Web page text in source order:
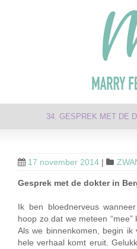
34. GESPREK MET DE
17 november 2014 |
Gesprek met de dokter in
Ik ben bloednerveus
hoop zo dat we meteen
Als we binnenkomen, begin
hele verhaal komt eruit.